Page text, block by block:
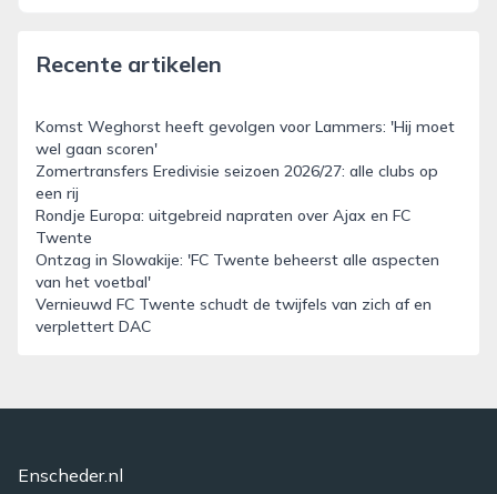
Recente artikelen
Komst Weghorst heeft gevolgen voor Lammers: 'Hij moet
wel gaan scoren'
Zomertransfers Eredivisie seizoen 2026/27: alle clubs op
een rij
Rondje Europa: uitgebreid napraten over Ajax en FC
Twente
Ontzag in Slowakije: 'FC Twente beheerst alle aspecten
van het voetbal'
Vernieuwd FC Twente schudt de twijfels van zich af en
verplettert DAC
Enscheder.nl